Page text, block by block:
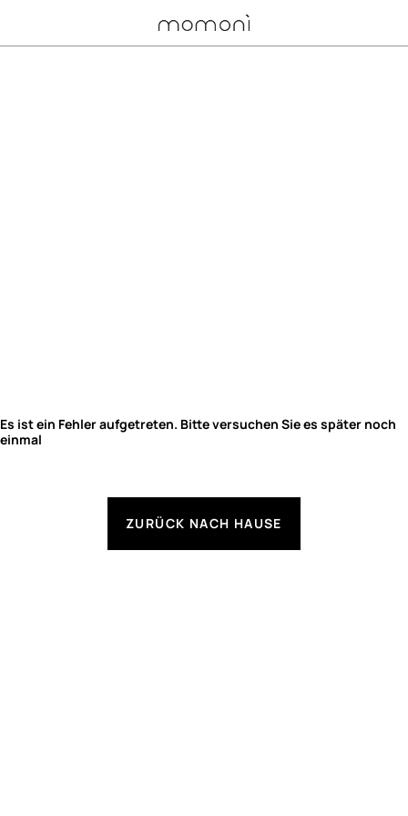
Es ist ein Fehler aufgetreten. Bitte versuchen Sie es später noch
einmal
ZURÜCK NACH HAUSE